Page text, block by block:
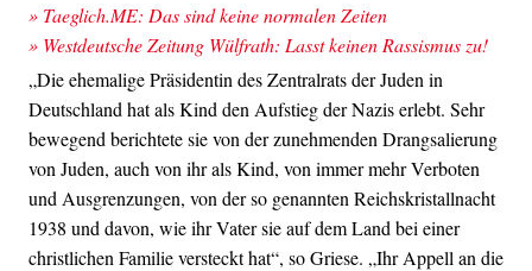
» Taeglich.ME: Das sind keine normalen Zeiten
» Westdeutsche Zeitung Wülfrath: Lasst keinen Rassismus zu!
„Die ehemalige Präsidentin des Zentralrats der Juden in
Deutschland hat als Kind den Aufstieg der Nazis erlebt. Sehr
bewegend berichtete sie von der zunehmenden Drangsalierung
von Juden, auch von ihr als Kind, von immer mehr Verboten
und Ausgrenzungen, von der so genannten Reichskristallnacht
1938 und davon, wie ihr Vater sie auf dem Land bei einer
christlichen Familie versteckt hat“, so Griese. „Ihr Appell an die